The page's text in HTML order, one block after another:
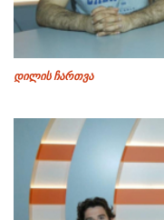
დილის ჩართვა